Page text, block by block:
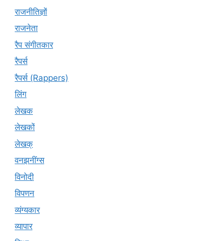
राजनीतिज्ञों
राजनेता
रैप संगीतकार
रैपर्स
रैपर्स (Rappers)
लिंग
लेखक
लेखकों
लेखक्
वनझनींग्स
विनोदी
विपणन
व्यंग्यकार
व्यापार